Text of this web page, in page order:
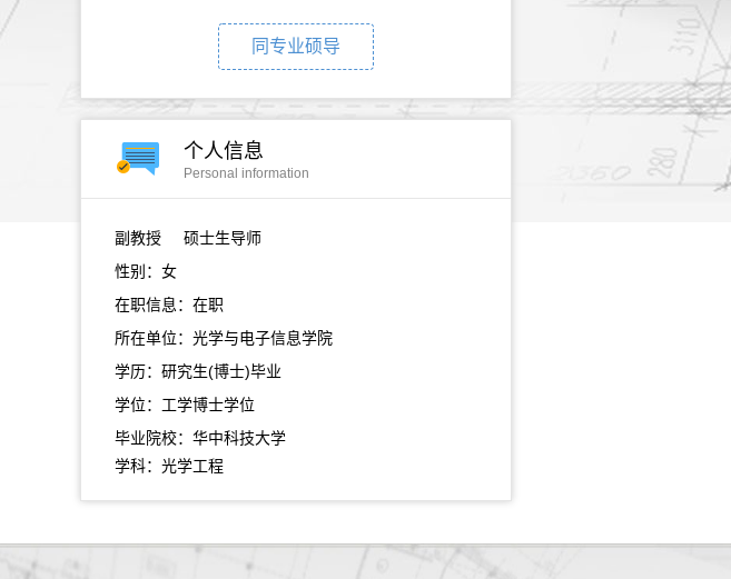
同专业硕导
个人信息
Personal information
副教授
硕士生导师
性别：女
在职信息：在职
所在单位：光学与电子信息学院
学历：研究生(博士)毕业
学位：工学博士学位
毕业院校：华中科技大学
学科：光学工程